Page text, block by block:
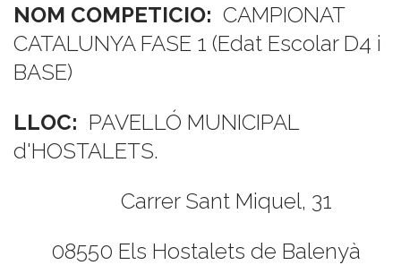
NOM COMPETICIO: CAMPIONAT
CATALUNYA FASE 1 (Edat Escolar D4 i
BASE)
LLOC: PAVELLÓ MUNICIPAL
d'HOSTALETS.
Carrer Sant Miquel, 31
08550 Els Hostalets de Balenyà